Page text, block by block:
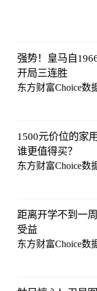
强势！皇马自
开局三连胜
东方财富Choice数
1500元价位的家
谁更值得买？
东方财富Choice数
距离开学不到一
受益
东方财富Choice数